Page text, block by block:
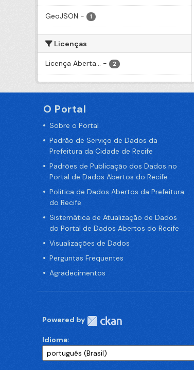
GeoJSON - 1
Licenças
Licença Aberta... - 2
O Portal
Sobre o Portal
Padrão de Serviço de Dados da
Prefeitura da Cidade de Recife
Padrões de Publicação dos Dados no
Portal de Dados Abertos do Recife
Política de Dados Abertos da Prefeitura
do Recife
Sistemática de Atualização de Dados
do Portal de Dados Abertos do Recife
Visualizações de Dados
Perguntas Frequentes
Agradecimentos
Powered by
Idioma